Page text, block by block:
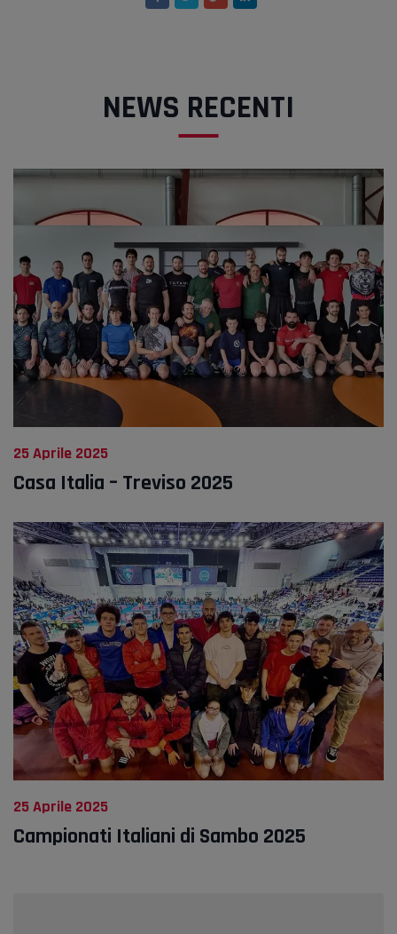
NEWS RECENTI
25 Aprile 2025
Casa Italia – Treviso 2025
25 Aprile 2025
Campionati Italiani di Sambo 2025